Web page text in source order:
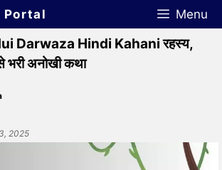
Menu
Darwaza Hindi Kahani रहस्य,
भरी अनोखी कथा
2025